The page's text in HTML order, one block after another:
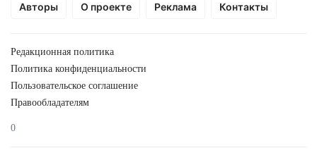
Авторы О проекте Реклама Контакты
Редакционная политика
Политика конфиденциальности
Пользовательское соглашение
Правообладателям
0